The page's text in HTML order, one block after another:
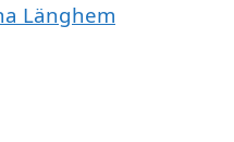
Länghem